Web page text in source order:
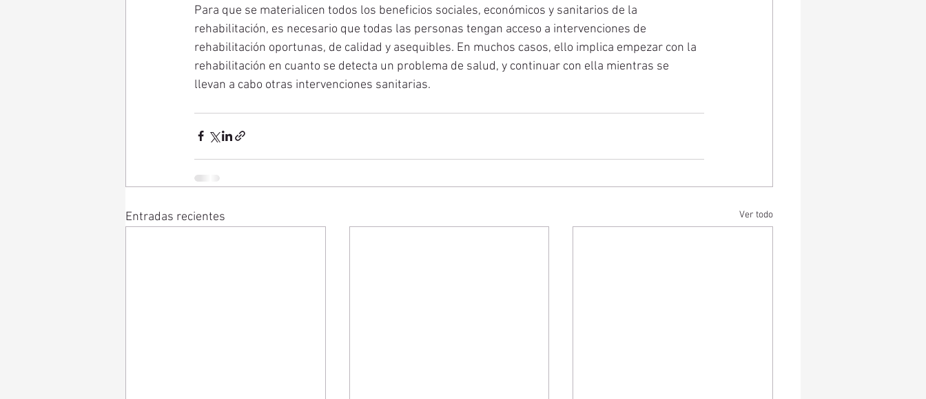
Para que se materialicen todos los beneficios sociales, económicos y sanitarios de la
rehabilitación, es necesario que todas las personas tengan acceso a intervenciones de
rehabilitación oportunas, de calidad y asequibles. En muchos casos, ello implica empezar con la
rehabilitación en cuanto se detecta un problema de salud, y continuar con ella mientras se
llevan a cabo otras intervenciones sanitarias.
Entradas recientes Ver todo